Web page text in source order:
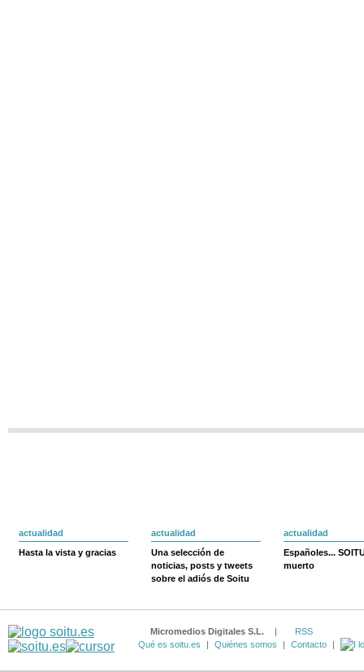
actualidad
Hasta la vista y gracias
actualidad
Una selección de
noticias, posts y tweets
sobre el adiós de Soitu
actualidad
Españoles...
muerto
Micromedios Digitales S.L. |
RSS
Qué es soitu.es
| Quiénes somos | Contacto |